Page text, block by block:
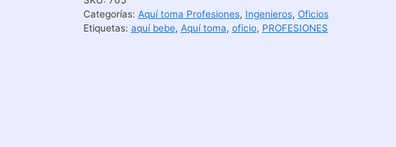
Mejor
Topógrafo
Categorías: Aquí toma Profesiones, Ingenieros, Oficios
Etiquetas: aquí bebe, Aquí toma, oficio, PROFESIONES